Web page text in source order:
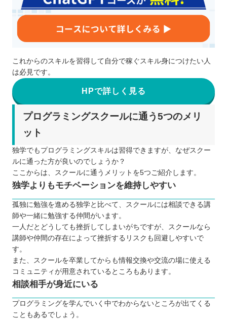
これからのスキルを習得して自分で稼ぐスキル身につけたい人
は必見です。
HPで詳しく見る
プログラミングスクールに通う5つのメリ
ット
独学でもプログラミングスキルは習得できますが、なぜスクー
ルに通った方が良いのでしょうか？
ここからは、スクールに通うメリットを5つご紹介します。
独学よりもモチベーションを維持しやすい
孤独に勉強を進める独学と比べて、スクールには相談できる講
師や一緒に勉強する仲間がいます。
一人だとどうしても挫折してしまいがちですが、スクールなら
講師や仲間の存在によって挫折するリスクも回避しやすいで
す。
また、スクールを卒業してからも情報交換や交流の場に使える
コミュニティが用意されているところもあります。
相談相手が身近にいる
プログラミングを学んでいく中でわからないところが出てくる
こともあるでしょう。